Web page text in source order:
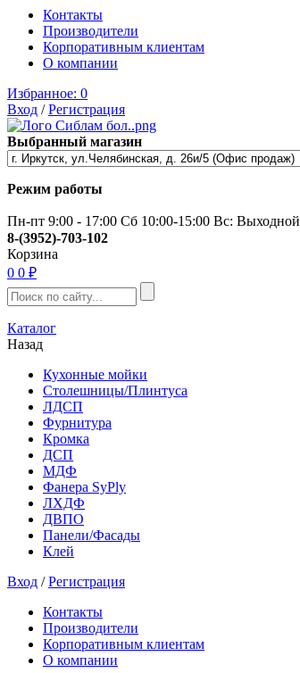
Контакты
Производители
Корпоративным клиентам
О компании
Избранное: 0
Вход /Регистрация
Выбранный магазин
Режим работы
Пн-пт 9:00 - 17:00 Сб 10:00-15:00 Вс: Выходной
8-(3952)-703-102
Корзина
0 0 ₽
Каталог
Назад
Кухонные мойки
Столешницы/Плинтуса
ЛДСП
Фурнитура
Кромка
ДСП
МДФ
Фанера SyPly
ЛХДФ
ДВПО
Панели/Фасады
Клей
Вход /Регистрация
Контакты
Производители
Корпоративным клиентам
О компании